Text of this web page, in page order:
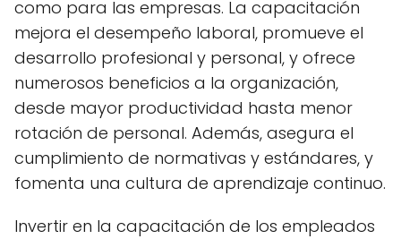
como para las empresas. La capacitación
mejora el desempeño laboral, promueve el
desarrollo profesional y personal, y ofrece
numerosos beneficios a la organización,
desde mayor productividad hasta menor
rotación de personal. Además, asegura el
cumplimiento de normativas y estándares, y
fomenta una cultura de aprendizaje continuo.
Invertir en la capacitación de los empleados